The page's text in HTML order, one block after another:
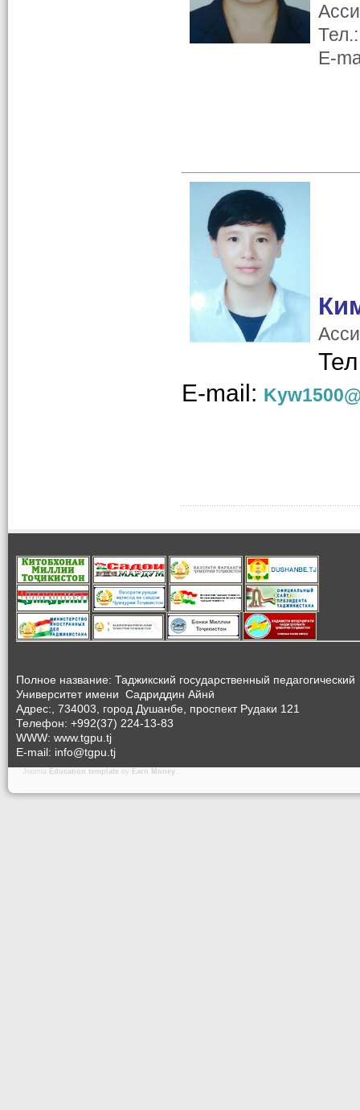
E-
E-mail:
Полное название: Таджикский государственный педагогический
Университет имени Садриддин Айнӣ
Адрес:, 734003, город Душанбе, проспект Рудаки 121
Телефон: +992(37) 224-13-83
WWW: www.tgpu.tj
E-mail: info@tgpu.tj
Joomla Education template by Earn Money.